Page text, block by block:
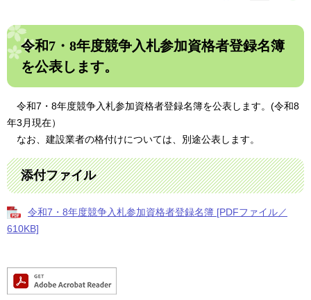
令和7・8年度競争入札参加資格者登録名簿
を公表します。
令和7・8年度競争入札参加資格者登録名簿を公表します。(令和8
年3月現在）
なお、建設業者の格付けについては、別途公表します。
添付ファイル
令和7・8年度競争入札参加資格者登録名簿 [PDFファイル／
610KB]